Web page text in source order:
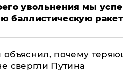
увольнения мы
баллистическую
объяснил, почему
свергли Путина